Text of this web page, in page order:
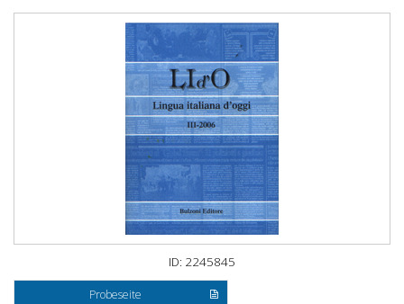
ID: 2245845
Probeseite